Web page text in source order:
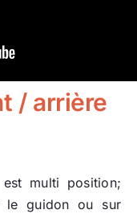
/ arrière
est multi position;
le guidon ou sur